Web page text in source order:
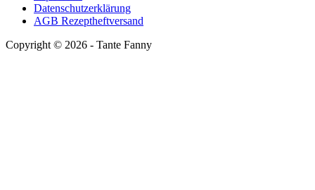
Datenschutzerklärung
AGB Rezeptheftversand
Copyright © 2026 - Tante Fanny